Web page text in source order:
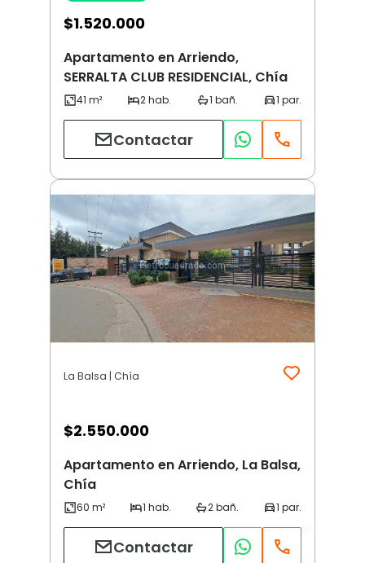
$1.520.000
Apartamento en Arriendo,
SERRALTA CLUB RESIDENCIAL, Chía
Contactar
La Balsa | Chía
$2.550.000
Apartamento en Arriendo, La Balsa,
Chía
Contactar